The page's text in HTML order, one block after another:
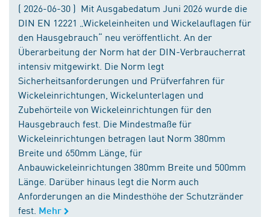
( 2026-06-30 ) Mit Ausgabedatum Juni 2026 wurde die
DIN EN 12221 „Wickeleinheiten und Wickelauflagen für
den Hausgebrauch“ neu veröffentlicht. An der
Überarbeitung der Norm hat der DIN-Verbraucherrat
intensiv mitgewirkt. Die Norm legt
Sicherheitsanforderungen und Prüfverfahren für
Wickeleinrichtungen, Wickelunterlagen und
Zubehörteile von Wickeleinrichtungen für den
Hausgebrauch fest. Die Mindestmaße für
Wickeleinrichtungen betragen laut Norm 380mm
Breite und 650mm Länge, für
Anbauwickeleinrichtungen 380mm Breite und 500mm
Länge. Darüber hinaus legt die Norm auch
Anforderungen an die Mindesthöhe der Schutzränder
fest. Mehr